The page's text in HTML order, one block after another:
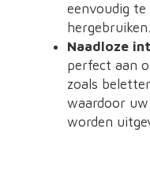
eenvoudig te
hergebruiken.
Naadloze
perfect aan
zoals
waardoor
worden